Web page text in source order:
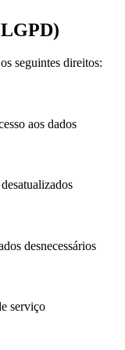
seguintes direitos:
aos dados
desnecessários
serviço